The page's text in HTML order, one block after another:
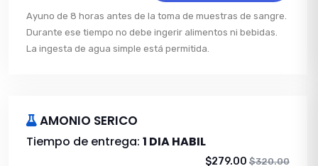
Ayuno de 8 horas antes de la toma de muestras de sangre.
Durante ese tiempo no debe ingerir alimentos ni bebidas.
La ingesta de agua simple está permitida.
AMONIO SERICO
Tiempo de entrega: 1 DIA HABIL
$279.00 $320.00